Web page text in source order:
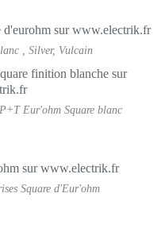
, Silver, Vulcain
Eur'ohm Square blanc
Square d'Eur'ohm